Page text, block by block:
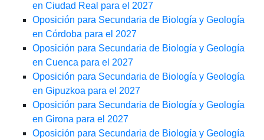
en Ciudad Real para el 2027
Oposición para Secundaria de Biología y Geología
en Córdoba para el 2027
Oposición para Secundaria de Biología y Geología
en Cuenca para el 2027
Oposición para Secundaria de Biología y Geología
en Gipuzkoa para el 2027
Oposición para Secundaria de Biología y Geología
en Girona para el 2027
Oposición para Secundaria de Biología y Geología